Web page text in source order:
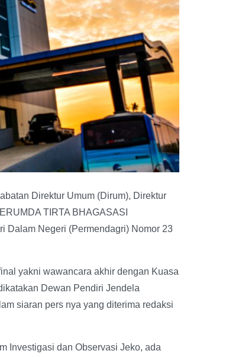
Direktur Umum (Dirum), Direktur
TIRTA BHAGASASI
Dalam Negeri (Permendagri) Nomor 23
yakni wawancara akhir dengan Kuasa
Dewan Pendiri Jendela
siaran pers nya yang diterima redaksi
Investigasi dan Observasi Jeko, ada